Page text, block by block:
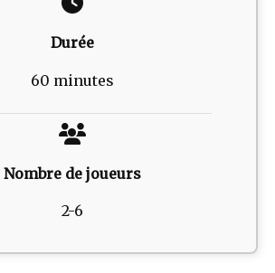
Durée
60 minutes
Nombre de joueurs
2-6